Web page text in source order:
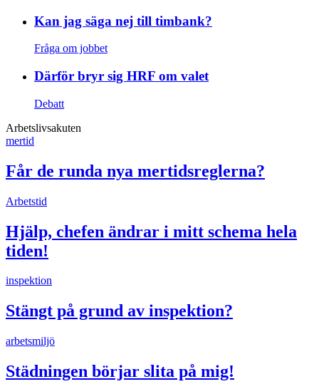
Kan jag säga nej till timbank?
Fråga om jobbet
Därför bryr sig HRF om valet
Debatt
Arbetslivsakuten
mertid
Får de runda nya mertidsreglerna?
Arbetstid
Hjälp, chefen ändrar i mitt schema hela
tiden!
inspektion
Stängt på grund av inspektion?
arbetsmiljö
Städningen börjar slita på mig!